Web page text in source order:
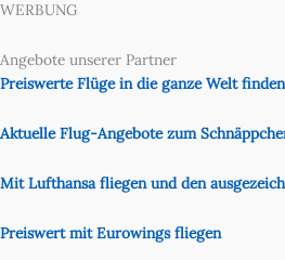
WERBUNG
Angebote unserer Partner
Preiswerte Flüge in die ganze Welt finden
Aktuelle Flug-Angebote zum
Mit Lufthansa fliegen und den
Preiswert mit Eurowings fliegen